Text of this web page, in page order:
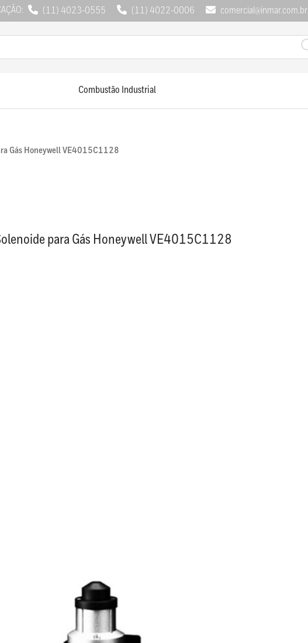
(11) 4023-0555 (11) 4022-0006 comercial@inmar.com.br
Combustão Industrial
Gás Honeywell VE4015C1128
para Gás Honeywell VE4015C1128